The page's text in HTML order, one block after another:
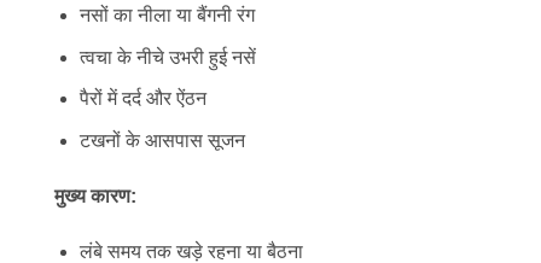
नसों का नीला या बैंगनी रंग
त्वचा के नीचे उभरी हुई नसें
पैरों में दर्द और ऐंठन
टखनों के आसपास सूजन
मुख्य कारण:
लंबे समय तक खड़े रहना या बैठना